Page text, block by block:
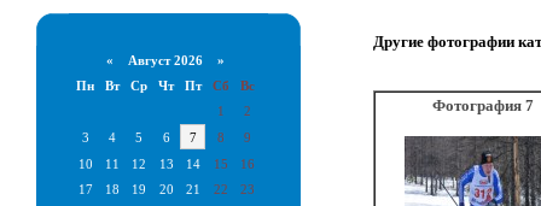
« Август 2026 »
Пн
Вт Ср Чт Пт Сб
Вс
1
2
3
4 5 6 7 8
9
10
11 12 13 14 15
16
17
18 19 20 21 22
23
Другие фотографии
Фотография 7